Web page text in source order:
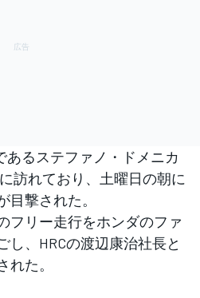
あるステファノ・ドメニカ
訪れており、土曜日の朝に
目撃された。
フリー走行をホンダのファ
し、HRCの渡辺康治社長と
た。